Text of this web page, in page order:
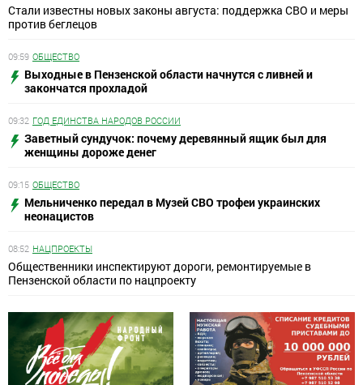
Стали известны новых законы августа: поддержка СВО и меры
против беглецов
09:59 ОБЩЕСТВО
Выходные в Пензенской области начнутся с ливней и
закончатся прохладой
09:32 ГОД ЕДИНСТВА НАРОДОВ РОССИИ
Заветный сундучок: почему деревянный ящик был для
женщины дороже денег
09:15 ОБЩЕСТВО
Мельниченко передал в Музей СВО трофеи украинских
неонацистов
08:52 НАЦПРОЕКТЫ
Общественники инспектируют дороги, ремонтируемые в
Пензенской области по нацпроекту